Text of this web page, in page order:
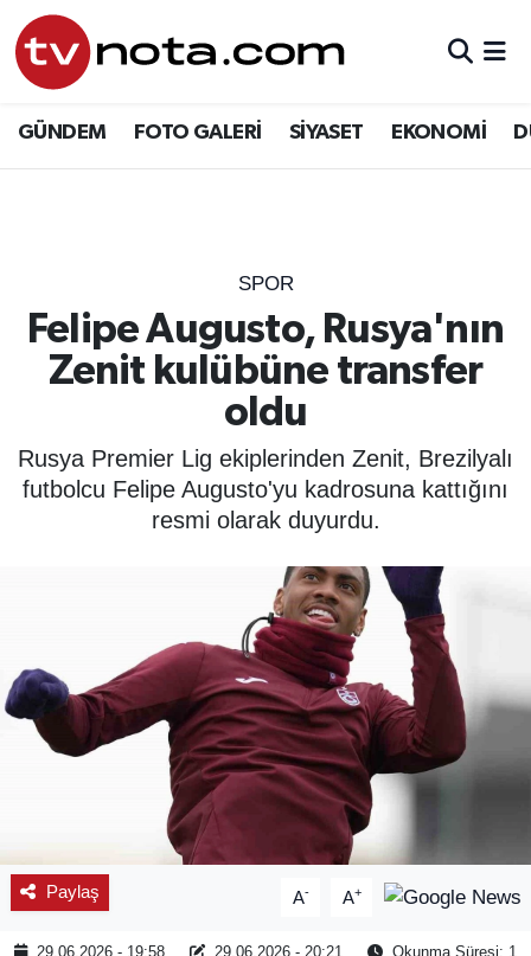
GÜNDEM FOTO GALERİ SİYASET EKONOMİ
SPOR
Felipe Augusto, Rusya'nın
Zenit kulübüne transfer
oldu
Rusya Premier Lig ekiplerinden Zenit, Brezilyalı
futbolcu Felipe Augusto'yu kadrosuna kattığını
resmi olarak duyurdu.
Paylaş A- A+
29.06.2026 - 19:58 29.06.2026 - 20:21
Okunma Süresi: 1
GÜNDEM
YURT
EĞİTİM
ÖZEL HABER
YAŞAM
BİLİM - TEKNOLOJİ
KÜLTÜR SANAT
Hava Durumu
Son Dakika Haberleri
Haber Arşivi